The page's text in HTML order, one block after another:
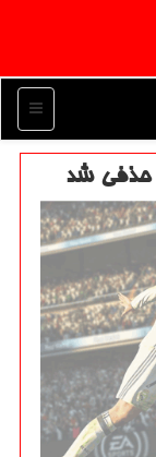
منو
حذفی شد